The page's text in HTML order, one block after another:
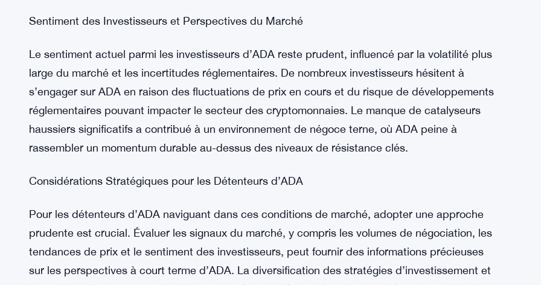
Du point de vue technique, la capacité d’ADA à se consolider au-dessus du niveau de support
dessus de la résistance à 0,37 $ pourrait ouvrir la voie à ADA pour défier et dépasser la zone de
résistance à 0,40 $, signalant un virage vers un momentum haussier. À l’inverse, une incapacité
à se maintenir au-dessus de 0,37 $ pourrait prolonger la phase de consolidation d’ADA, le
rendant vulnérable à d’autres risques à la baisse.
Sentiment des Investisseurs et Perspectives du Marché
Le sentiment actuel parmi les investisseurs d’ADA reste prudent, influencé par la volatilité plus
s’engager sur ADA en raison des fluctuations de prix en cours et du risque de développements
réglementaires pouvant impacter le secteur des cryptomonnaies. Le manque de catalyseurs
haussiers significatifs a contribué à un environnement de négoce terne, où ADA peine à
rassembler un momentum durable au-dessus des niveaux de résistance clés.